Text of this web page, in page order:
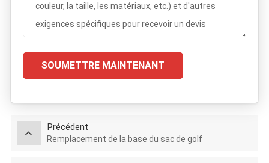
SOUMETTRE MAINTENANT
Précédent
Remplacement de la base du sac de golf